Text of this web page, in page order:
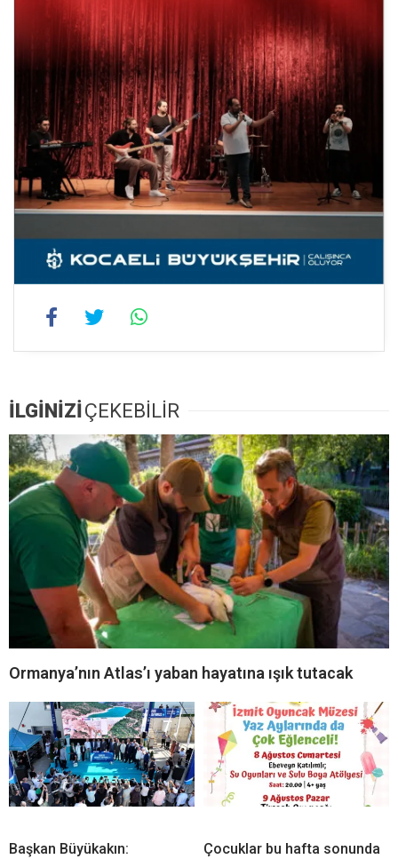
İLGİNİZİ ÇEKEBİLİR
Ormanya’nın Atlas’ı yaban hayatına ışık tutacak
Başkan Büyükakın:
Çocuklar bu hafta sonunda